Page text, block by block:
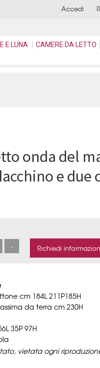
Accedi
E LUNA CAMERE DA LETTO
onda del
e due
cm 184L 211P185H
da terra cm 230H
35P 97H
vietata ogni